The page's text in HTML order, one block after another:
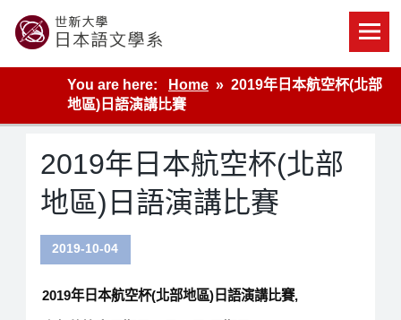
content
世新大學教學單位的網站
You are here:
Home
2019年日本航空杯(北部
地區)日語演講比賽
2019年日本航空杯(北部
地區)日語演講比賽
2019-10-04
2019年日本航空杯(北部地區)日語演講比賽,